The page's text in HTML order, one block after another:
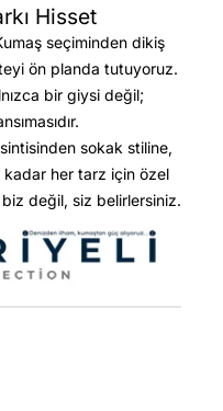
Hisset
seçiminden dikiş
ön planda tutuyoruz.
bir giysi değil;
sokak stiline,
kadar her tarz için özel
biz değil, siz belirlersiniz.